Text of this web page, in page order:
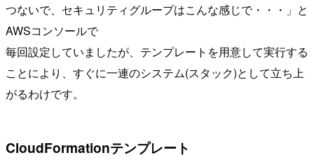
つないで、セキュリティグループはこんな感じで・・・」と
AWSコンソールで
毎回設定していましたが、テンプレートを用意して実行する
ことにより、すぐに一連のシステム(スタック)として立ち上
がるわけです。
CloudFormationテンプレート